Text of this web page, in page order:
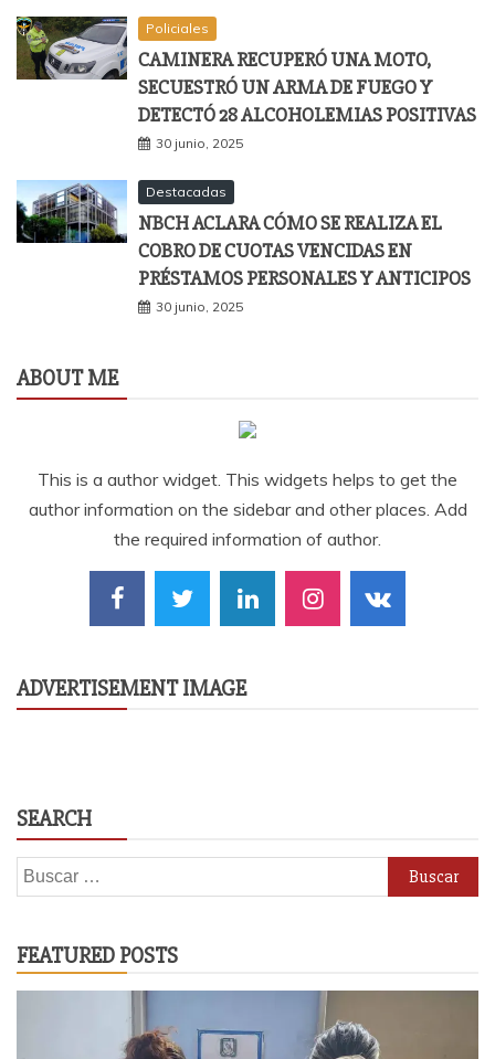
Policiales
CAMINERA RECUPERÓ UNA MOTO,
SECUESTRÓ UN ARMA DE FUEGO Y
DETECTÓ 28 ALCOHOLEMIAS POSITIVAS
30 junio, 2025
Destacadas
NBCH ACLARA CÓMO SE REALIZA EL
COBRO DE CUOTAS VENCIDAS EN
PRÉSTAMOS PERSONALES Y ANTICIPOS
30 junio, 2025
ABOUT ME
This is a author widget. This widgets helps to get the
author information on the sidebar and other places. Add
the required information of author.
ADVERTISEMENT IMAGE
SEARCH
Buscar:
FEATURED POSTS